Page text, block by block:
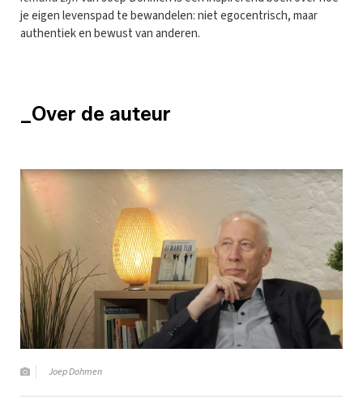
je eigen levenspad te bewandelen: niet egocentrisch, maar
authentiek en bewust van anderen.
_Over de auteur
Joep Dohmen